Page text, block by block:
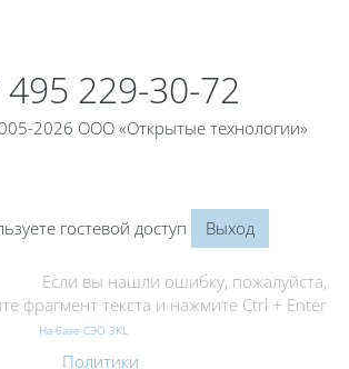
495 229-30-72
2026 ООО «Открытые технологии»
гостевой доступ Выход
Если вы нашли ошибку, пожалуйста,
фрагмент текста и нажмите Ctrl + Enter
На базе СЭО 3KL
Политики